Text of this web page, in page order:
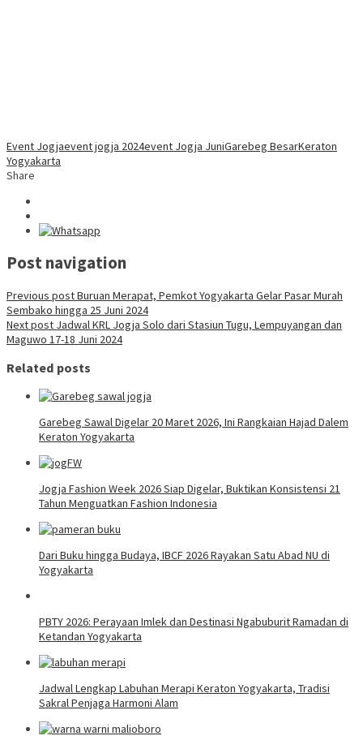
Event Jogjaevent jogja 2024event Jogja JuniGarebeg BesarKeraton
Yogyakarta
Share
Post navigation
Previous postBuruan Merapat, Pemkot Yogyakarta Gelar Pasar Murah
Sembako hingga 25 Juni 2024
Next post Jadwal KRL Jogja Solo dari Stasiun Tugu, Lempuyangan dan
Maguwo 17-18 Juni 2024
Related posts
Garebeg Sawal Digelar 20 Maret 2026, Ini Rangkaian Hajad Dalem
Keraton Yogyakarta
Jogja Fashion Week 2026 Siap Digelar, Buktikan Konsistensi 21
Tahun Menguatkan Fashion Indonesia
Dari Buku hingga Budaya, IBCF 2026 Rayakan Satu Abad NU di
Yogyakarta
PBTY 2026: Perayaan Imlek dan Destinasi Ngabuburit Ramadan di
Ketandan Yogyakarta
Jadwal Lengkap Labuhan Merapi Keraton Yogyakarta, Tradisi
Sakral Penjaga Harmoni Alam